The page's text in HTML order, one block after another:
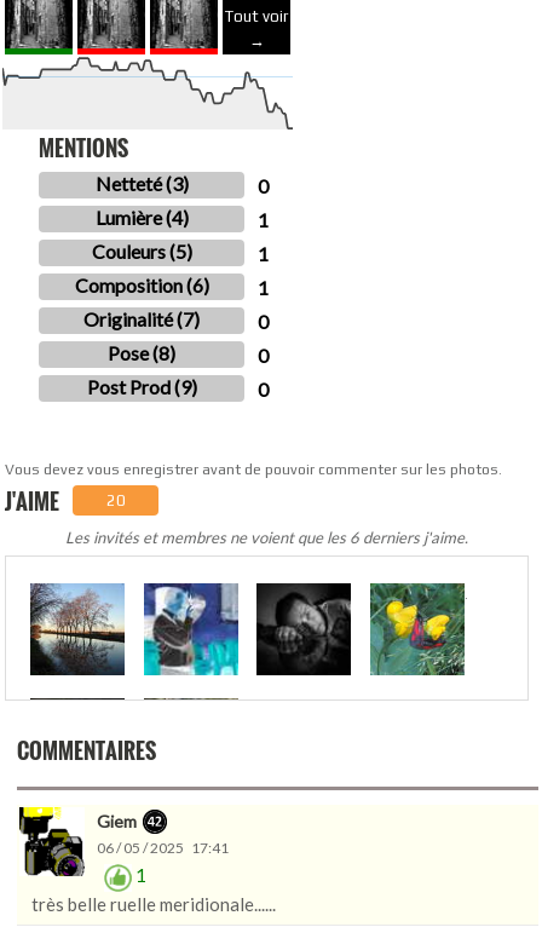
Tout voir
→
MENTIONS
Netteté (3)
0
Lumière (4)
1
Couleurs (5)
1
Composition (6)
1
Originalité (7)
0
Pose (8)
0
Post Prod (9)
0
Vous devez vous enregistrer avant de pouvoir commenter sur les photos.
J'AIME 20
Les invités et membres ne voient que les 6 derniers j'aime.
.
COMMENTAIRES
Giem
06 / 05 / 2025 17:41
1
très belle ruelle meridionale......